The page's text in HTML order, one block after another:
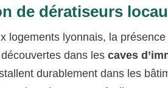
de dératiseurs
logements lyonnais, la
dans lescaves
durablement dans les